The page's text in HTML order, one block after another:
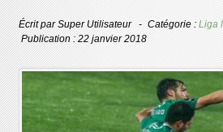
Écrit parSuper Utilisateur Catégorie :Liga
Publication : 22 janvier 2018